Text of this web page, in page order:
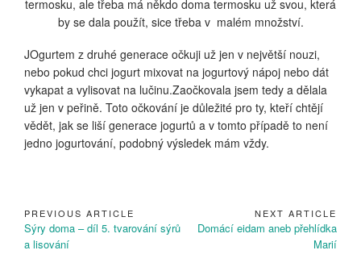
termosku, ale třeba má někdo doma termosku už svou, která
by se dala použít, sice třeba v malém množství.
JOgurtem z druhé generace očkuji už jen v největší nouzi,
nebo pokud chci jogurt mixovat na jogurtový nápoj nebo dát
vykapat a vylisovat na lučinu.Zaočkovala jsem tedy a dělala
už jen v peřině. Toto očkování je důležité pro ty, kteří chtějí
vědět, jak se liší generace jogurtů a v tomto případě to není
jedno jogurtování, podobný výsledek mám vždy.
Navigace
pro
PREVIOUS ARTICLE
Previous
Article:
Sýry doma – díl 5. tvarování sýrů
a lisování
NEXT ARTICLE
Next
Domácí eidam aneb přehlídka
Marií